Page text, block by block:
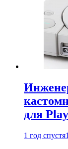
для
1 год спустя